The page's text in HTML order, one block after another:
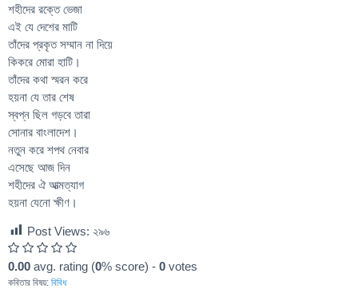
শহীদের রক্তে ভেজা
এই যে দেশের মাটি
তাঁদের প্রকৃত সম্মান না দিয়ে
কিকরে মোরা হাটি।
তাঁদের কথা স্মরন করে
হয়না যে তার শেষ
স্বপ্ন ছিল গড়বে তারা
সোনার বাংলাদেশ।
নতুন করে শপথ নেবার
এসেছে আজ দিন
শহীদের ঐ আত্মত্যাগ
হয়না যেনো ক্ষীণ।
Post Views: ২৯৬
0.00 avg. rating (0% score) - 0 votes
কবিতার বিষয়: বিবিধ